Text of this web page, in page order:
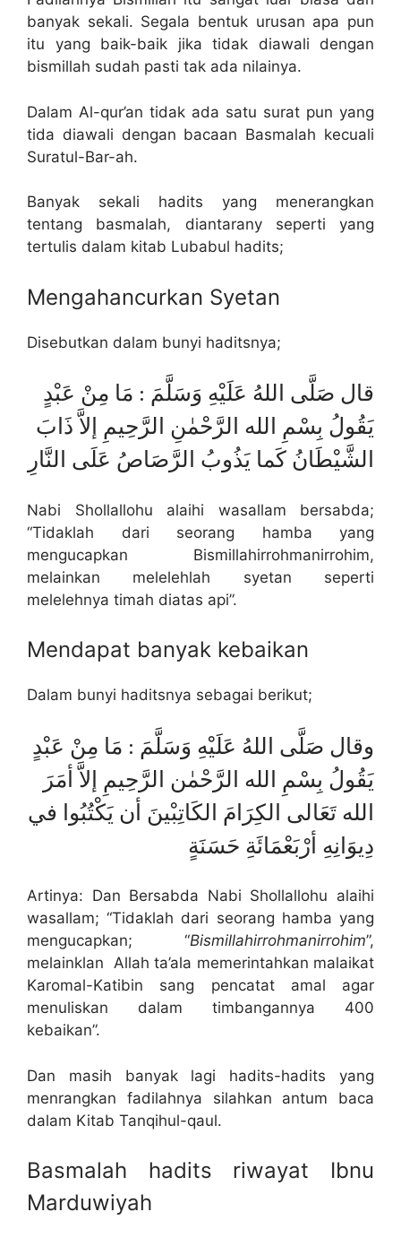
banyak sekali. Segala bentuk urusan apa pun
itu yang baik-baik jika tidak diawali dengan
bismillah sudah pasti tak ada nilainya.
Dalam Al-qur’an tidak ada satu surat pun yang
tida diawali dengan bacaan Basmalah kecuali
Suratul-Bar-ah.
Banyak sekali hadits yang menerangkan
tentang basmalah, diantarany seperti yang
tertulis dalam kitab Lubabul hadits;
Mengahancurkan Syetan
Disebutkan dalam bunyi haditsnya;
قال صَلَّى اللهُ عَلَيْهِ وَسَلَّمَ : مَا مِنْ عَبْدٍ
يَقُولُ بِسْمِ الله الرَّحْمٰنِ الرَّحِيمِ إلاَّ ذَابَ
الشَّيْطَانُ كَما يَذُوبُ الرَّصَاصُ عَلَى النَّارِ
Nabi Shollallohu alaihi wasallam bersabda;
“Tidaklah dari seorang hamba yang
mengucapkan Bismillahirrohmanirrohim,
melainkan melelehlah syetan seperti
melelehnya timah diatas api”.
Mendapat banyak kebaikan
Dalam bunyi haditsnya sebagai berikut;
وقال صَلَّى اللهُ عَلَيْهِ وَسَلَّمَ : مَا مِنْ عَبْدٍ
يَقُولُ بِسْمِ الله الرَّحْمٰن الرَّحِيمِ إلاَّ أمَرَ
الله تَعَالى الكِرَامَ الكَاتِبْينَ أن يَكْتُبُوا في
دِيوَانِهِ أرْبَعْمَائَةِ حَسَنَةٍ
Artinya: Dan Bersabda Nabi Shollallohu alaihi
wasallam; “Tidaklah dari seorang hamba yang
mengucapkan; “Bismillahirrohmanirrohim”,
melainklan Allah ta’ala memerintahkan malaikat
Karomal-Katibin sang pencatat amal agar
menuliskan dalam timbangannya 400
kebaikan”.
Dan masih banyak lagi hadits-hadits yang
menrangkan fadilahnya silahkan antum baca
dalam Kitab Tanqihul-qaul.
Basmalah hadits riwayat Ibnu
Marduwiyah